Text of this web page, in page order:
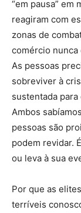
“em pausa” em
reagiram com
zonas de
comércio nunca
As pessoas
sobreviver à
sustentada
Ambos
pessoas são
podem revidar.
ou leva à sua
Por que as
terríveis